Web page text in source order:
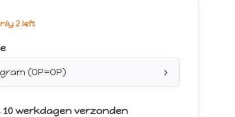
2 left
(OP=OP)
10 werkdagen verzonden